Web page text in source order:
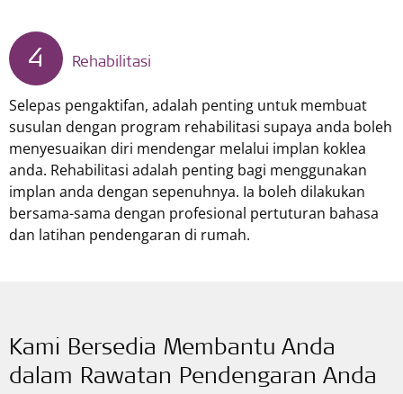
4 Rehabilitasi
Selepas pengaktifan, adalah penting untuk membuat
susulan dengan program rehabilitasi supaya anda boleh
menyesuaikan diri mendengar melalui implan koklea
anda. Rehabilitasi adalah penting bagi menggunakan
implan anda dengan sepenuhnya. Ia boleh dilakukan
bersama-sama dengan profesional pertuturan bahasa
dan latihan pendengaran di rumah.
Kami Bersedia Membantu Anda
dalam Rawatan Pendengaran Anda